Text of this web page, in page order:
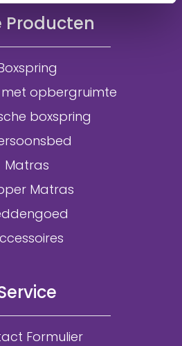
Producten
met opbergruimte
boxspring
Matras
Matras
Formulier